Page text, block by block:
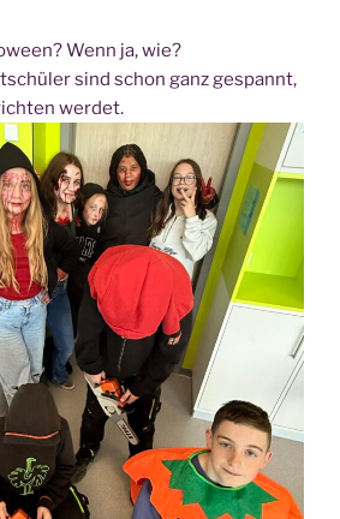
Wenn ja, wie?
sind schon ganz gespannt,
werdet.